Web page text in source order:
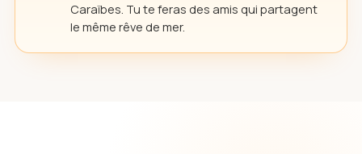
Caraïbes. Tu te feras des amis qui partagent
le même rêve de mer.